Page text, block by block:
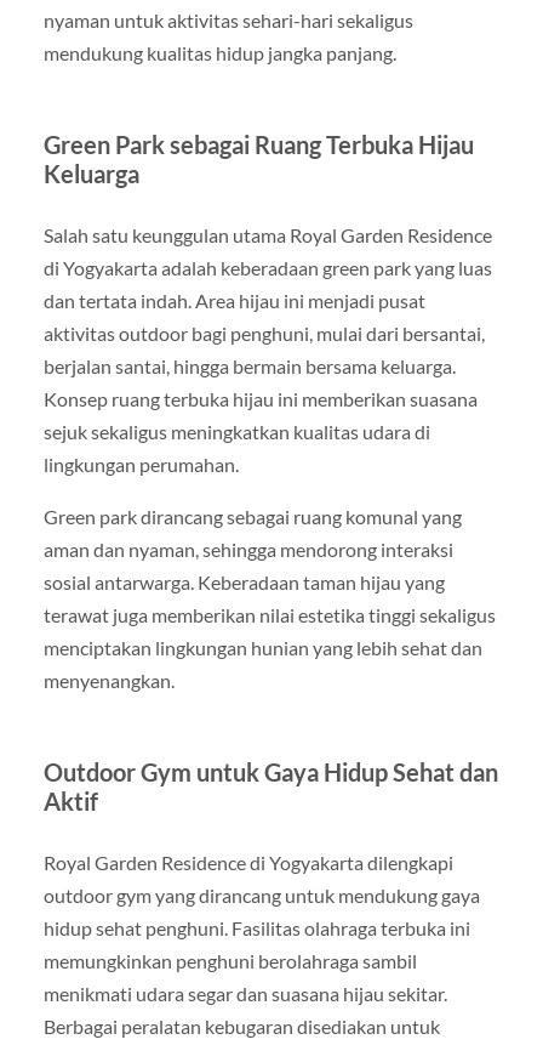
nyaman untuk aktivitas sehari-hari sekaligus
mendukung kualitas hidup jangka panjang.
Green Park sebagai Ruang Terbuka Hijau
Keluarga
Salah satu keunggulan utama Royal Garden Residence
di Yogyakarta adalah keberadaan green park yang luas
dan tertata indah. Area hijau ini menjadi pusat
aktivitas outdoor bagi penghuni, mulai dari bersantai,
berjalan santai, hingga bermain bersama keluarga.
Konsep ruang terbuka hijau ini memberikan suasana
sejuk sekaligus meningkatkan kualitas udara di
lingkungan perumahan.
Green park dirancang sebagai ruang komunal yang
aman dan nyaman, sehingga mendorong interaksi
sosial antarwarga. Keberadaan taman hijau yang
terawat juga memberikan nilai estetika tinggi sekaligus
menciptakan lingkungan hunian yang lebih sehat dan
menyenangkan.
Outdoor Gym untuk Gaya Hidup Sehat dan
Aktif
Royal Garden Residence di Yogyakarta dilengkapi
outdoor gym yang dirancang untuk mendukung gaya
hidup sehat penghuni. Fasilitas olahraga terbuka ini
memungkinkan penghuni berolahraga sambil
menikmati udara segar dan suasana hijau sekitar.
Berbagai peralatan kebugaran disediakan untuk